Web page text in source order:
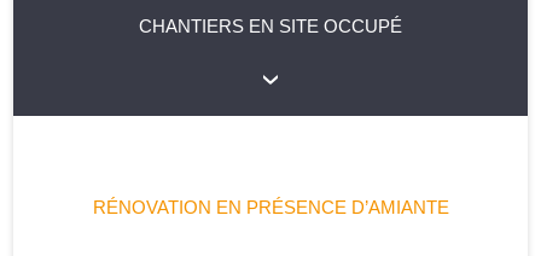
CHANTIERS EN SITE OCCUPÉ
RÉNOVATION EN PRÉSENCE D’AMIANTE